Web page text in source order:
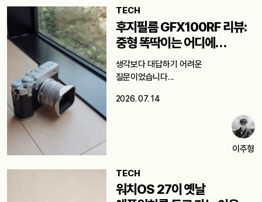
TECH
후지필름 GFX100RF 리뷰:
중형 똑딱이는 어디에
쓸까요?
생각보다 대답하기 어려운
질문이었습니다...
2026. 07. 14
이주형
TECH
워치OS 27이 옛날